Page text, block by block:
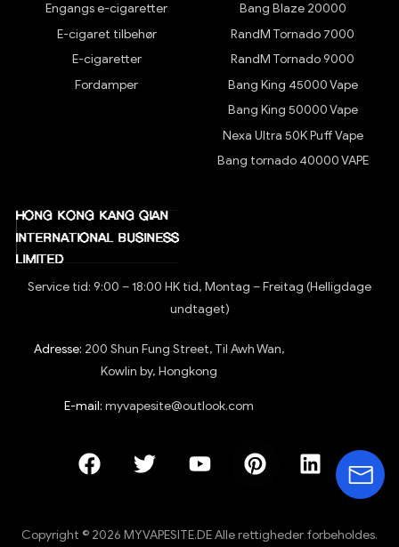
Engangs e-cigaretter
E-cigaret tilbehør
E-cigaretter
Fordamper
Bang Blaze 20000
RandM Tornado 7000
RandM Tornado 9000
Bang King 45000 Vape
Bang King 50000 Vape
Nexa Ultra 50K Puff Vape
Bang tornado 40000 VAPE
Service tid: 9:00 – 18:00 HK tid, Montag – Freitag (Helligdage
undtaget)
Adresse: 200 Shun Fung Street, Til Awh Wan,
Kowlin by, Hongkong
E-mail: myvapesite@outlook.com
Copyright © 2026 MYVAPESITE.DE Alle rettigheder forbeholdes.